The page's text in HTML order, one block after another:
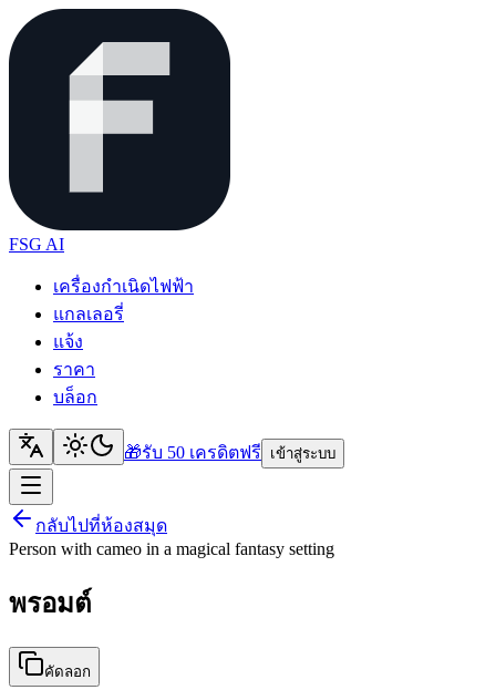
FSG AI
เครื่องกำเนิดไฟฟ้า
แกลเลอรี่
แจ้ง
ราคา
บล็อก
🎁รับ 50 เครดิตฟรี เข้าสู่ระบบ
กลับไปที่ห้องสมุด
Person with cameo in a magical fantasy setting
พรอมต์
คัดลอก